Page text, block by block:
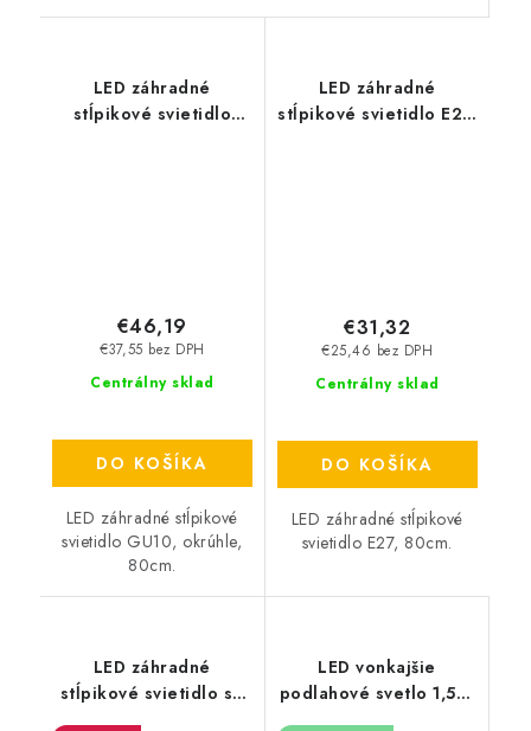
LED záhradné
stĺpikové svietidlo
Centrálny sklad
€37,55 bez DPH
€46,19
DO KOŠÍKA
LED záhradné stĺpikové
svietidlo GU10, okrúhle,
80cm.
LED záhradné
stĺpikové svietidlo E27,
Centrálny sklad
€25,46 bez DPH
€31,32
DO KOŠÍKA
LED záhradné stĺpikové
svietidlo E27, 80cm.
LED záhradné
stĺpikové svietidlo so
senzorom E27, 45cm -
LED vonkajšie
podlahové svetlo 1,5W
/ IP67 FL105 / 2800K -